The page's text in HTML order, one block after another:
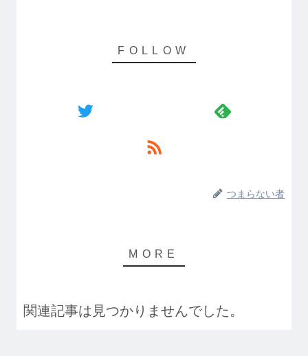
つまらない者
関連記事は見つかりませんでした。